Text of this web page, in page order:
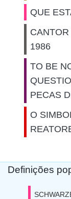
QUE
1986
TO BE
PECAS
O
Definições